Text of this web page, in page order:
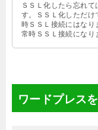
ＳＳＬ化したら忘れ
す。ＳＳＬ化しただけ
時ＳＳＬ接続にはなり
常時ＳＳＬ接続になり
ワードプレス